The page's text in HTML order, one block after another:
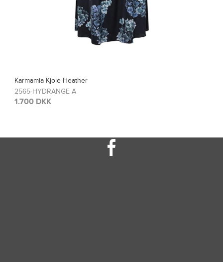
Karmamia Bluse Blair
2567-HYDRANGE A
1.200 DKK